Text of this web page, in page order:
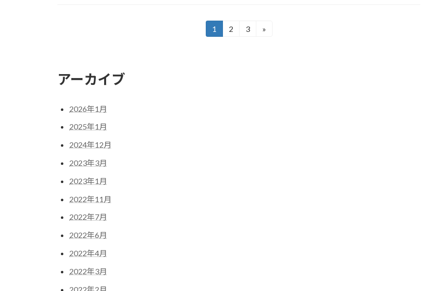
ペ
ー
ジ
送
り
固
1
固
2
固
3 »
アーカイブ
2026年1月
2025年1月
2024年12月
2023年3月
2023年1月
2022年11月
2022年7月
2022年6月
2022年4月
2022年3月
2022年2月